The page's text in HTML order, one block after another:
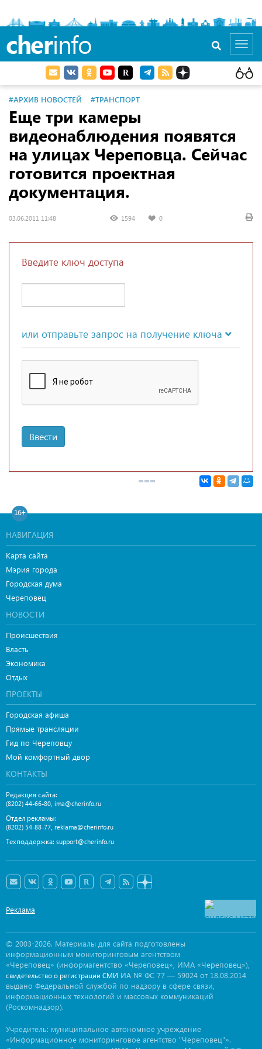
cherinfo
#АРХИВ НОВОСТЕЙ #ТРАНСПОРТ
Еще три камеры
видеонаблюдения появятся
на улицах Череповца. Сейчас
готовится проектная
документация.
03.06.2011 11:48 1594 0
Введите ключ доступа
или отправьте запрос на получение ключа
Ввести
16+
НАВИГАЦИЯ
Карта сайта
Мэрия города
Городская дума
Череповец
НОВОСТИ
Происшествия
Власть
Экономика
Отдых
ПРОЕКТЫ
Городская афиша
Прямые трансляции
Гид по Череповцу
Мой комфортный двор
КОНТАКТЫ
Редакция сайта:
(8202) 44-66-80 ima@cherinfo.ru
Отдел рекламы:
(8202) 54-88-77 reklama@cherinfo.ru
Техподдержка: support@cherinfo.ru
Реклама
© 2003-2026. Материалы для сайта подготовлены
информационным мониторинговым агентством
«Череповец» (информагентство «Череповец», ИМА «Череповец»),
свидетельство о регистрации СМИ ИА № ФС 77 — 59024 от 18.08.2014
выдано Федеральной службой по надзору в сфере связи,
информационных технологий и массовых коммуникаций
(Роскомнадзор).
Учредитель: муниципальное автономное учреждение
«Информационное мониторинговое агентство "Череповец"».